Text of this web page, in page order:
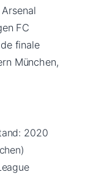
FC
finale
München,
2020